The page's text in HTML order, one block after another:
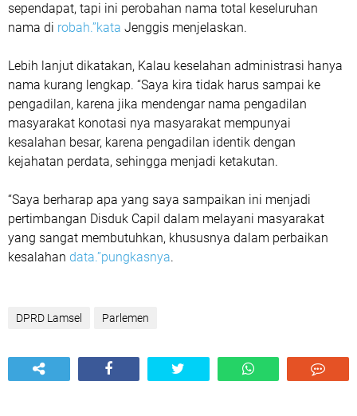
sependapat, tapi ini perobahan nama total keseluruhan
nama di robah.”kata Jenggis menjelaskan.
Lebih lanjut dikatakan, Kalau keselahan administrasi hanya
nama kurang lengkap. “Saya kira tidak harus sampai ke
pengadilan, karena jika mendengar nama pengadilan
masyarakat konotasi nya masyarakat mempunyai
kesalahan besar, karena pengadilan identik dengan
kejahatan perdata, sehingga menjadi ketakutan.
“Saya berharap apa yang saya sampaikan ini menjadi
pertimbangan Disduk Capil dalam melayani masyarakat
yang sangat membutuhkan, khususnya dalam perbaikan
kesalahan data.”pungkasnya.
DPRD Lamsel Parlemen